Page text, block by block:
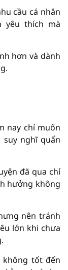
cầu cá nhân
yêu thích mà
hơn và dành
nay chỉ muốn
nghĩ quẩn
đã qua chỉ
hưởng không
nên tránh
lớn khi chưa
không tốt đến